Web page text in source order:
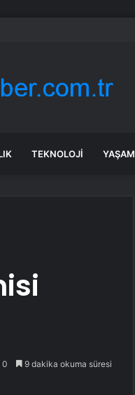
TEKNOLOJI YAŞAM
0 9 dakika okuma süresi